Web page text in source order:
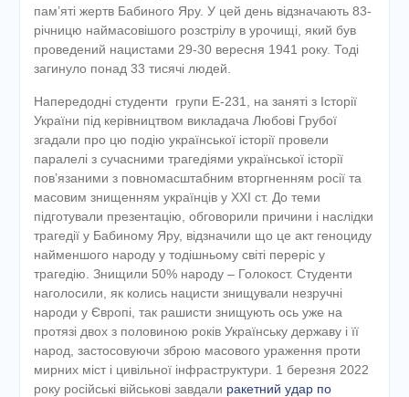
пам’яті жертв Бабиного Яру. У цей день відзначають 83-
річницю наймасовішого розстрілу в урочищі, який був
проведений нацистами 29-30 вересня 1941 року. Тоді
загинуло понад 33 тисячі людей.
Напередодні студенти групи Е-231, на заняті з Історії
України під керівництвом викладача Любові Грубої
згадали про цю подію української історії провели
паралелі з сучасними трагедіями української історії
пов’язаними з повномасштабним вторгненням росії та
масовим знищенням українців у ХХІ ст. До теми
підготували презентацію, обговорили причини і наслідки
трагедії у Бабиному Яру, відзначили що це акт геноциду
найменшого народу у тодішньому світі переріс у
трагедію. Знищили 50% народу – Голокост. Студенти
наголосили, як колись нацисти знищували незручні
народи у Європі, так рашисти знищують ось уже на
протязі двох з половиною років Українську державу і її
народ, застосовуючи зброю масового ураження проти
мирних міст і цивільної інфраструктури. 1 березня 2022
року російські військові завдали ракетний удар по